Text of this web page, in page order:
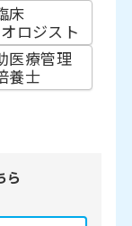
床
ロジスト
医療管理
養士
ら